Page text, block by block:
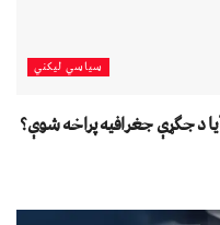
سیاسي لیکني
د جګړې جغرافیه پراخه شوې؟